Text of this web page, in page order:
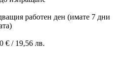
работен ден (имате 7 дни
€ / 19,56 лв.